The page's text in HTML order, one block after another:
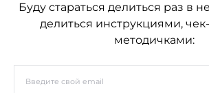
Буду стараться делиться раз в
делиться инструкциями,
методичками: